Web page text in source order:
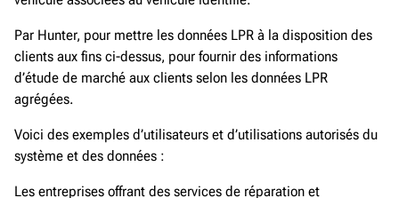
Par Hunter, pour mettre les données LPR à la disposition des
clients aux fins ci-dessus, pour fournir des informations
d’étude de marché aux clients selon les données LPR
agrégées.
Voici des exemples d’utilisateurs et d’utilisations autorisés du
système et des données :
Les entreprises offrant des services de réparation et